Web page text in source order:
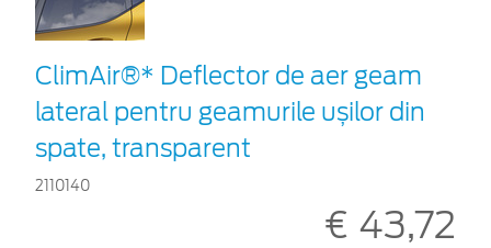
ClimAir®* Deflector de aer geam
lateral pentru geamurile ușilor din
spate, transparent
2110140
€ 43,72